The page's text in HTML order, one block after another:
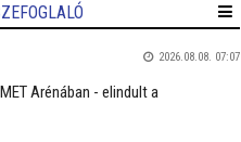
2026.08.08. 07:07
Arénában - elindult a